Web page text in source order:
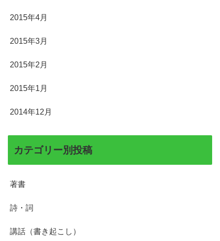
2015年4月
2015年3月
2015年2月
2015年1月
2014年12月
カテゴリー別投稿
著書
詩・詞
講話（書き起こし）